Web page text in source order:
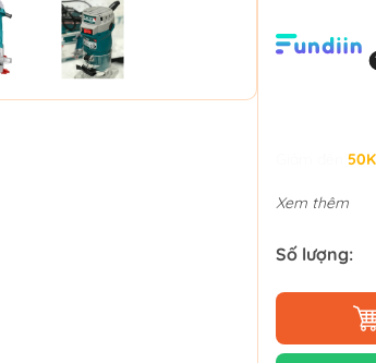
50K
Xem thêm
Số lượng: